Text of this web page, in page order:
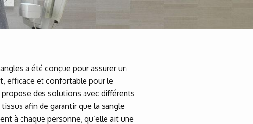
a été conçue pour assurer un
efficace et confortable pour le
des solutions avec différents
afin de garantir que la sangle
à chaque personne, qu’elle ait une